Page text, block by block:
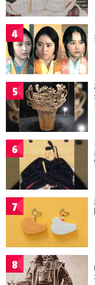
4
5
6
7
8